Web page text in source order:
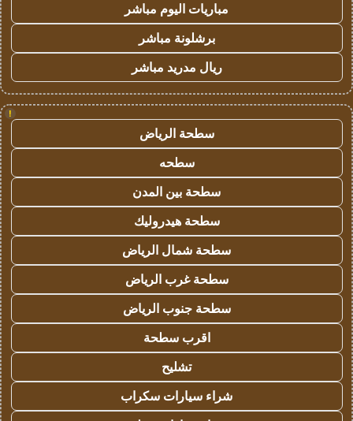
مباريات اليوم مباشر
برشلونة مباشر
ريال مدريد مباشر
!
سطحة الرياض
سطحه
سطحة بين المدن
سطحة هيدروليك
سطحة شمال الرياض
سطحة غرب الرياض
سطحة جنوب الرياض
اقرب سطحة
تشليح
شراء سيارات سكراب